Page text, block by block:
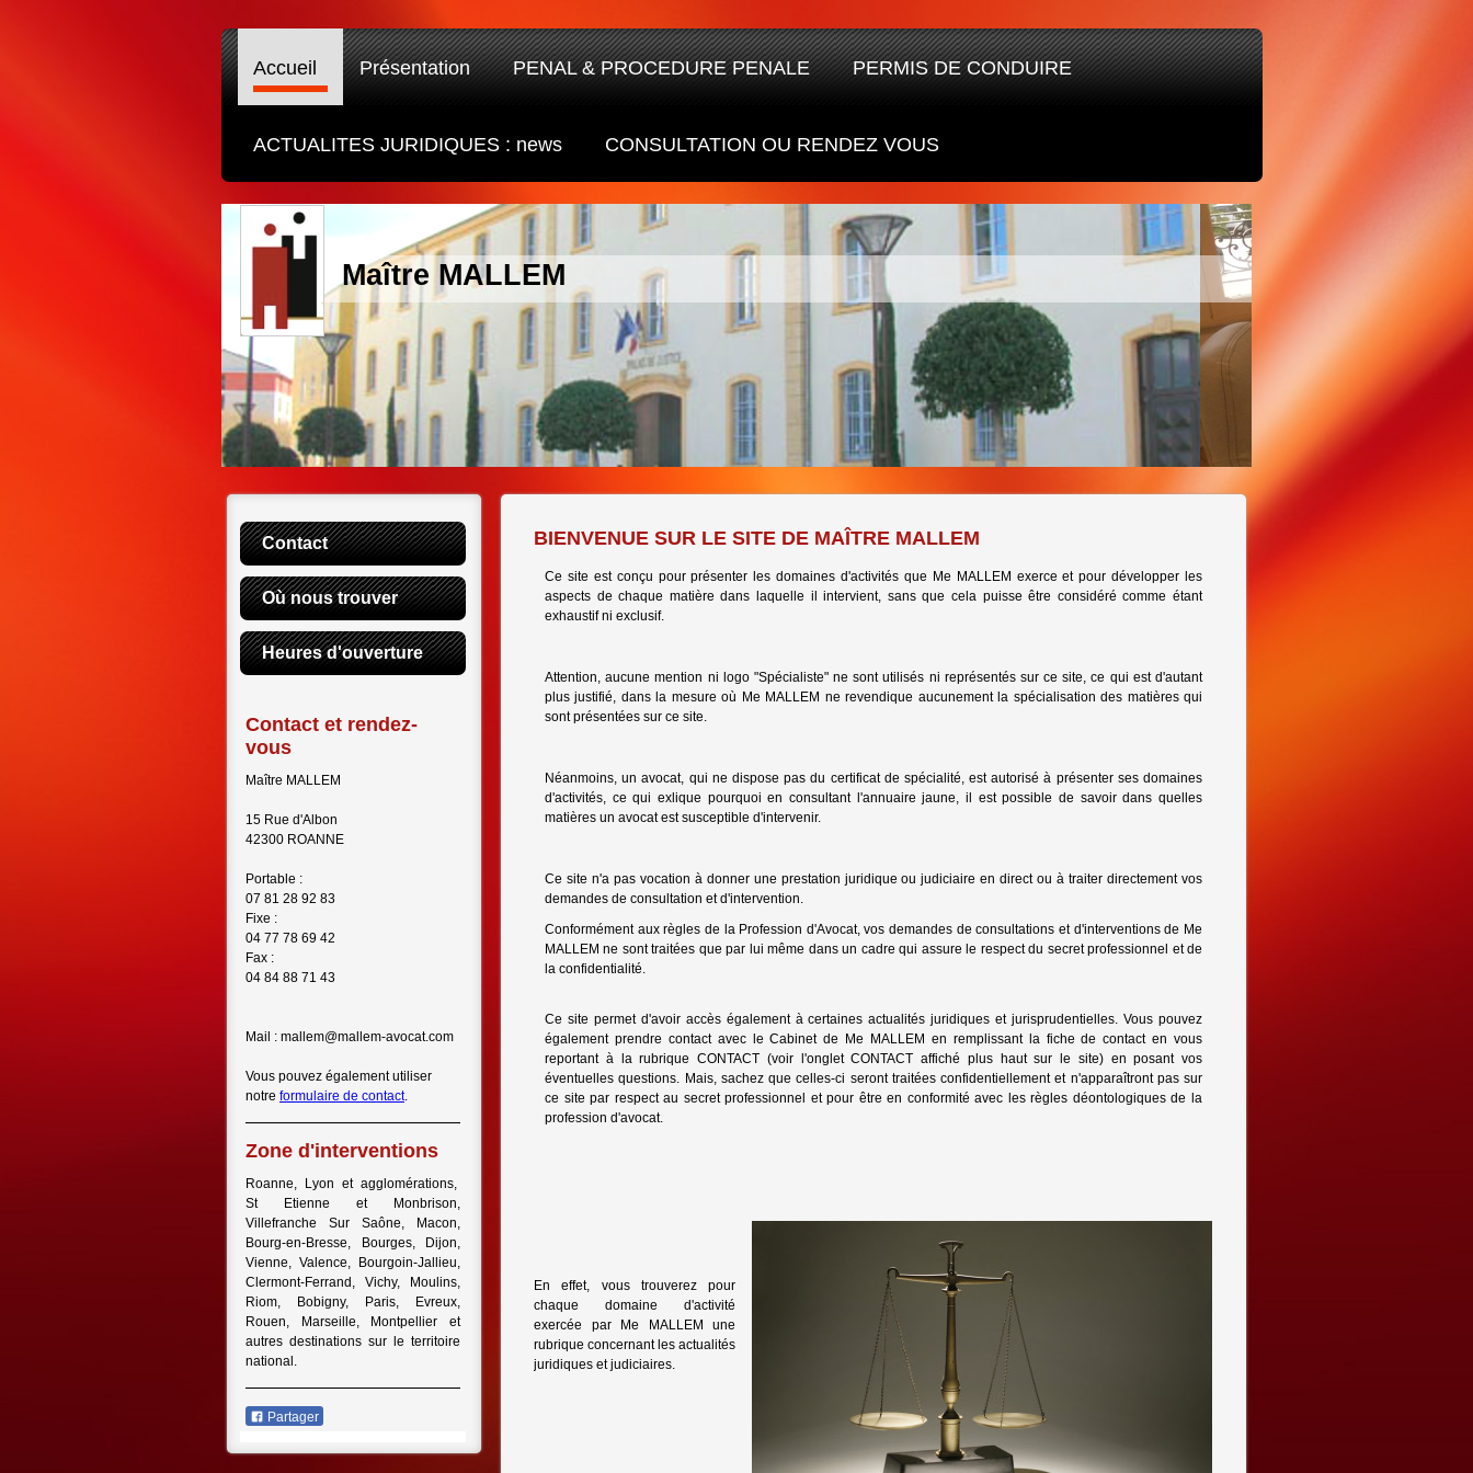
Accueil Présentation PENAL & PROCEDURE PENALE PERMIS DE CONDUIRE
ACTUALITES JURIDIQUES : news CONSULTATION OU RENDEZ VOUS
Maître MALLEM
Contact
Où nous trouver
Heures d'ouverture
Contact et rendez-
vous
Maître MALLEM
15 Rue d'Albon
42300 ROANNE
Portable :
07 81 28 92 83
Fixe :
04 77 78 69 42
Fax :
04 84 88 71 43
Mail : mallem@mallem-avocat.com
Vous pouvez également utiliser
notre formulaire de contact.
Zone d'interventions
Roanne, Lyon et agglomérations,
St Etienne et Monbrison,
Villefranche Sur Saône, Macon,
Bourg-en-Bresse, Bourges, Dijon,
Vienne, Valence, Bourgoin-Jallieu,
Clermont-Ferrand, Vichy, Moulins,
Riom, Bobigny, Paris, Evreux,
Rouen, Marseille, Montpellier et
autres destinations sur le territoire
national.
Partager
BIENVENUE SUR LE SITE DE MAÎTRE MALLEM
Ce site est conçu pour présenter les domaines d'activités que Me MALLEM exerce et pour développer les
aspects de chaque matière dans laquelle il intervient, sans que cela puisse être considéré comme étant
exhaustif ni exclusif.
Attention, aucune mention ni logo "Spécialiste" ne sont utilisés ni représentés sur ce site, ce qui est d'autant
plus justifié, dans la mesure où Me MALLEM ne revendique aucunement la spécialisation des matières qui
sont présentées sur ce site.
Néanmoins, un avocat, qui ne dispose pas du certificat de spécialité, est autorisé à présenter ses domaines
d'activités, ce qui exlique pourquoi en consultant l'annuaire jaune, il est possible de savoir dans quelles
matières un avocat est susceptible d'intervenir.
Ce site n'a pas vocation à donner une prestation juridique ou judiciaire en direct ou à traiter directement vos
demandes de consultation et d'intervention.
Conformément aux règles de la Profession d'Avocat, vos demandes de consultations et d'interventions de Me
MALLEM ne sont traitées que par lui même dans un cadre qui assure le respect du secret professionnel et de
la confidentialité.
Ce site permet d'avoir accès également à certaines actualités juridiques et jurisprudentielles. Vous pouvez
également prendre contact avec le Cabinet de Me MALLEM en remplissant la fiche de contact en vous
reportant à la rubrique CONTACT (voir l'onglet CONTACT affiché plus haut sur le site) en posant vos
éventuelles questions. Mais, sachez que celles-ci seront traitées confidentiellement et n'apparaîtront pas sur
ce site par respect au secret professionnel et pour être en conformité avec les règles déontologiques de la
profession d'avocat.
En effet, vous trouverez pour
chaque domaine d'activité
exercée par Me MALLEM une
rubrique concernant les actualités
juridiques et judiciaires.